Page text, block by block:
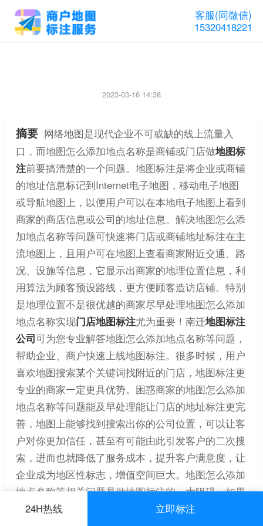
客服(同微信)
15320418221
2023-03-16 14:38
摘要 网络地图是现代企业不可或缺的线上流量入
口，而地图怎么添加地点名称是商铺或门店做地图标
注前要搞清楚的一个问题。地图标注是将企业或商铺
的地址信息标记到Internet电子地图，移动电子地图
或导航地图上，以便用户可以在本地电子地图上看到
商家的商店信息或公司的地址信息。解决地图怎么添
加地点名称等问题可快速将门店或商铺地址标注在主
流地图上，且用户可在地图上查看商家附近交通、路
况、设施等信息，它显示出商家的地理位置信息，利
用算法为顾客预设路线，更方便顾客造访店铺。特别
是地理位置不是很优越的商家尽早处理地图怎么添加
地点名称实现门店地图标注尤为重要！南迁地图标注
公司可为您专业解答地图怎么添加地点名称等问题，
帮助企业、商户快速上线地图标注。很多时候，用户
喜欢地图搜索某个关键词找附近的门店，地图标注更
专业的商家一定更具优势。困惑商家的地图怎么添加
地点名称等问题能及早处理能让门店的地址标注更完
善，地图上能够找到搜索出你的公司位置，可以让客
户对你更加信任，甚至有可能由此引发客户的二次搜
索，进而也就降低了服务成本，提升客户满意度，让
企业成为地区性标志，增值空间巨大。地图怎么添加
地点名称等相关问题是做地图标注的一大阻碍，如果
您想通过在线平台开展业务来寻找客户，那么映射地
24H热线 立即标注